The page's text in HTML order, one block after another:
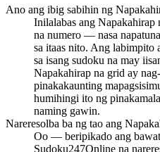
Ano ang ibig sabihin ng
Inilalabas ang Napakahirap
na numero — nasa
sa itaas nito. Ang labimpito
sa isang sudoku na may
Napakahirap na grid ay
pinakakaunting
humihingi ito ng
naming gawin.
Nareresolba ba ng tao ang
Oo — beripikado ang
Sudoku247Online na